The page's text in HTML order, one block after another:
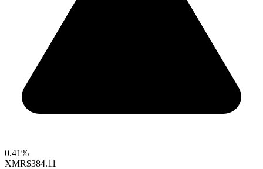
0.41%
XMR$384.11